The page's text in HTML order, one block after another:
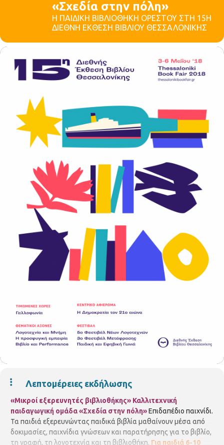
«Σχεδία στην πόλη»
Η ΠΑΙΔΙΚΗ ΒΙΒΛΙΟΘΗΚΗ ΟΡΕΣΤΟΥ ΣΤΗ 15Η
ΔΙΕΘΝΗ ΕΚΘΕΣΗ ΒΙΒΛΙΟΥ ΘΕΣΣΑΛΟΝΙΚΗΣ
Λεπτομέρειες εκδήλωσης
«Μικροί εξερευνητές βιβλιοθήκης» Καλλιτεχνική
παιδαγωγική ομάδα «Σχεδία στην πόλη»Επιδαπέδιο παιχνίδι.
Τα παιδιά εξερευνώντας παιδικά βιβλία μαθαίνουν μέσα από
δοκιμασίες, παιχνίδια γνώσεων και παρατήρησης για το βιβλίο,
τη γραφή, τη λογοτεχνία και τη βιβλιοθήκη. Για παιδιά 6-10